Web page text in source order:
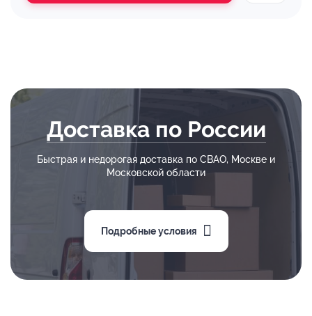
Доставка по России
Быстрая и недорогая доставка по СВАО, Москве и
Московской области
Подробные условия